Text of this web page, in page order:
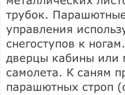
трубок.
управления
снегоступов к
дверцы кабины или
самолета. К саням
парашютных строп